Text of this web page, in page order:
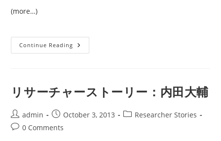
(more…)
Continue Reading リ
サ
ト
ー：
村
リサーチャーストーリー：内田大輔
Post
author:
admin
Post
published:
October 3, 2013
PostResearcher Stories
Post0 Comments